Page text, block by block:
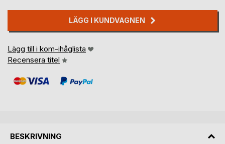
LÄGG I KUNDVAGNEN
Lägg till i kom-ihåglista
Recensera titel
BESKRIVNING